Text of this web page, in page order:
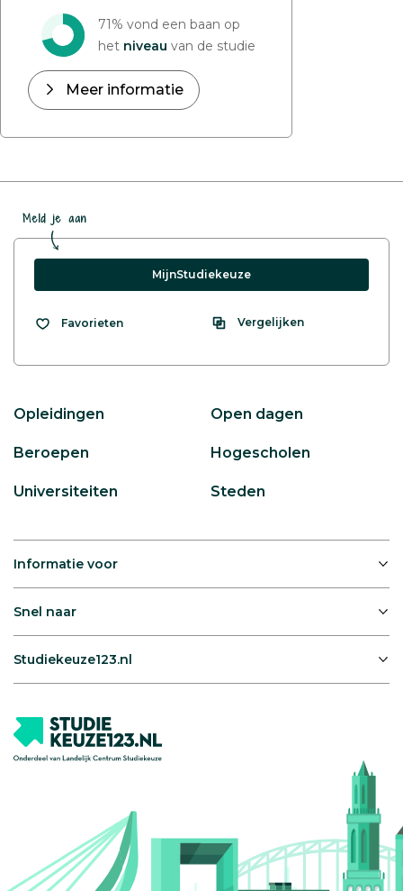
71% vond een baan op
het niveau van de studie
Meer informatie
Meld je aan
MijnStudiekeuze
Favorieten Vergelijken
Opleidingen Open dagen
Beroepen Hogescholen
Universiteiten Steden
Informatie voor
Snel naar
Studiekeuze123.nl